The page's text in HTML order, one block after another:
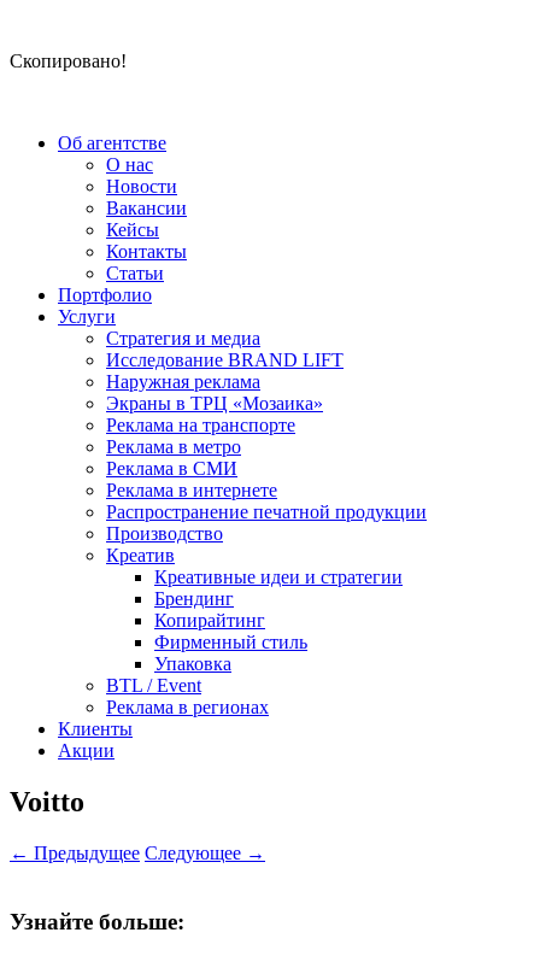
Скопировано!
Об агентстве
О нас
Новости
Вакансии
Кейсы
Контакты
Статьи
Портфолио
Услуги
Стратегия и медиа
Исследование BRAND LIFT
Наружная реклама
Экраны в ТРЦ «Мозаика»
Реклама на транспорте
Реклама в метро
Реклама в СМИ
Реклама в интернете
Распространение печатной продукции
Производство
Креатив
Креативные идеи и стратегии
Брендинг
Копирайтинг
Фирменный стиль
Упаковка
BTL / Event
Реклама в регионах
Клиенты
Акции
Voitto
← Предыдущее Следующее →
Узнайте больше: